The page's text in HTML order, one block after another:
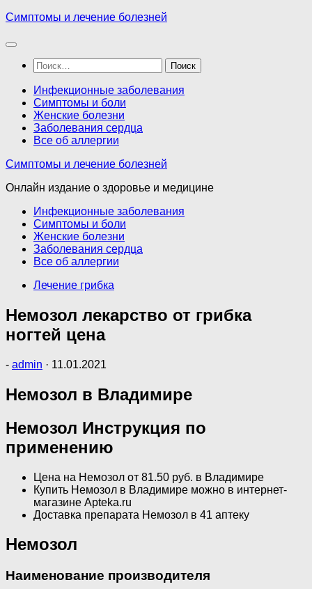
Перейти
содержимому
Симптомы и лечение болезней
Найти:
Инфекционные заболевания
Симптомы и боли
Женские болезни
Заболевания сердца
Все об аллергии
Симптомы и лечение болезней
Онлайн издание о здоровье и медицине
Инфекционные заболевания
Симптомы и боли
Женские болезни
Заболевания сердца
Все об аллергии
Лечение грибка
Немозол лекарство от грибка
ногтей цена
- admin · 11.01.2021
Немозол в Владимире
Немозол Инструкция по
применению
Цена на Немозол от 81.50 руб. в Владимире
Купить Немозол в Владимире можно в интернет-
магазине Apteka.ru
Доставка препарата Немозол в 41 аптеку
Немозол
Наименование производителя